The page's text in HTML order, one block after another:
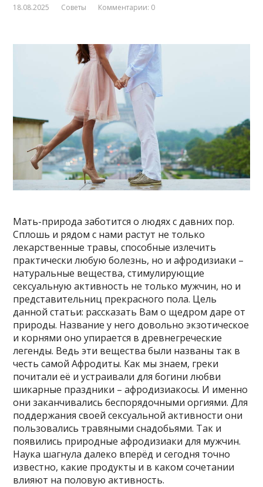
18.08.2025 Советы Комментарии: 0
Мать-природа заботится о людях с давних пор.
Сплошь и рядом с нами растут не только
лекарственные травы, способные излечить
практически любую болезнь, но и афродизиаки –
натуральные вещества, стимулирующие
сексуальную активность не только мужчин, но и
представительниц прекрасного пола. Цель
данной статьи: рассказать Вам о щедром даре от
природы. Название у него довольно экзотическое
и корнями оно упирается в древнегреческие
легенды. Ведь эти вещества были названы так в
честь самой Афродиты. Как мы знаем, греки
почитали её и устраивали для богини любви
шикарные праздники – афродизиакосы. И именно
они заканчивались беспорядочными оргиями. Для
поддержания своей сексуальной активности они
пользовались травяными снадобьями. Так и
появились природные афродизиаки для мужчин.
Наука шагнула далеко вперёд и сегодня точно
известно, какие продукты и в каком сочетании
влияют на половую активность.